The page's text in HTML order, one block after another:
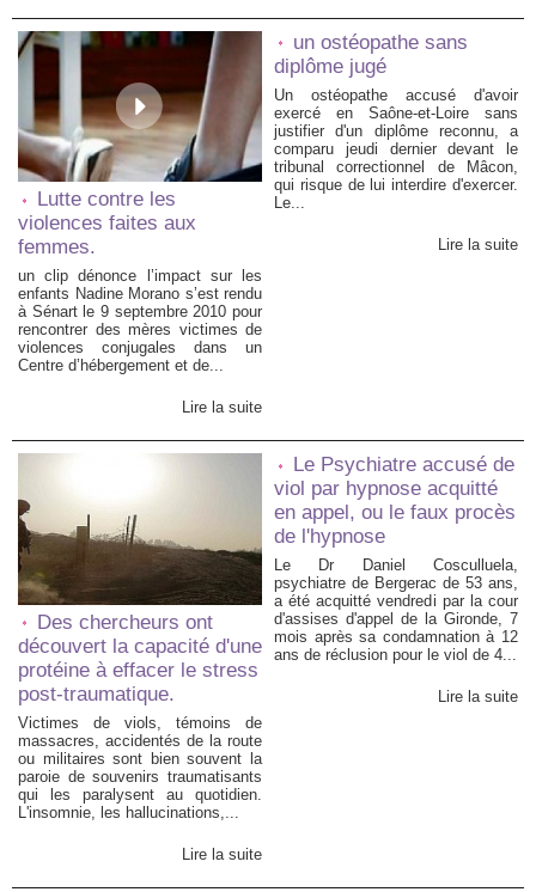
Lutte contre les
violences faites aux
femmes.
un clip dénonce l’impact sur les
enfants Nadine Morano s’est rendu
à Sénart le 9 septembre 2010 pour
rencontrer des mères victimes de
violences conjugales dans un
Centre d’hébergement et de...
Lire la suite
un ostéopathe sans
diplôme jugé
Un ostéopathe accusé d'avoir
exercé en Saône-et-Loire sans
justifier d'un diplôme reconnu, a
comparu jeudi dernier devant le
tribunal correctionnel de Mâcon,
qui risque de lui interdire d'exercer.
Le...
Lire la suite
Des chercheurs ont
découvert la capacité d'une
protéine à effacer le stress
post-traumatique.
Victimes de viols, témoins de
massacres, accidentés de la route
ou militaires sont bien souvent la
paroie de souvenirs traumatisants
qui les paralysent au quotidien.
L'insomnie, les hallucinations,...
Lire la suite
Le Psychiatre accusé de
viol par hypnose acquitté
en appel, ou le faux procès
de l'hypnose
Le Dr Daniel Cosculluela,
psychiatre de Bergerac de 53 ans,
a été acquitté vendredi par la cour
d'assises d'appel de la Gironde, 7
mois après sa condamnation à 12
ans de réclusion pour le viol de 4...
Lire la suite